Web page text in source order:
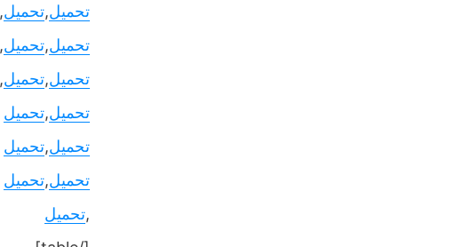
تحميل,تحميل,
تحميل,تحميل,
تحميل,تحميل,
تحميل,تحميل
تحميل,تحميل
تحميل,تحميل
,تحميل